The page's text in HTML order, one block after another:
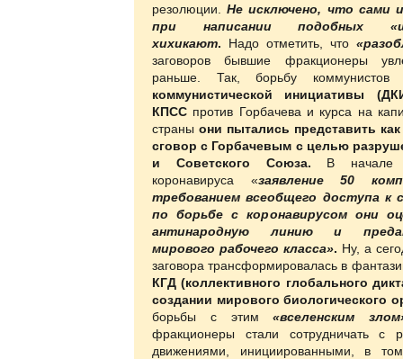
резолюции.Не исключено, что сами
при написании подобных
хихикают. Надо отметить, что
заговоров бывшие фракционеры
раньше. Так, борьбу
коммунистической инициативы
КПСС против Горбачева и курса на
страны они пытались представить
сговор с Горбачевым с целью
и Советского Союза. В начале
коронавируса «заявление 50
требованием всеобщего доступа к
по борьбе с коронавирусом они
антинародную линию и
мирового рабочего класса». Ну, а
заговора трансформировалась в
КГД (коллективного глобального
создании мирового биологического
борьбы с этим«вселенским
фракционеры стали сотрудничать с
движениями, инициированными, в